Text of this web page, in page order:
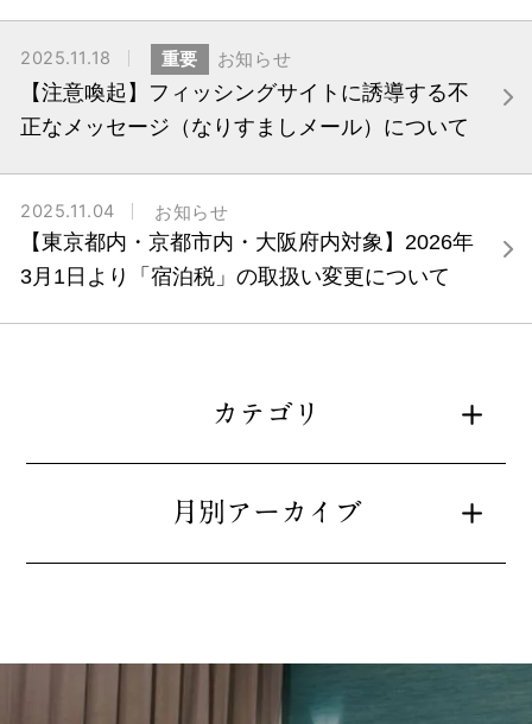
2025.11.18 重要 お知らせ
【注意喚起】フィッシングサイトに誘導する不
正なメッセージ（なりすましメール）について
2025.11.04 お知らせ
【東京都内・京都市内・大阪府内対象】2026年
3月1日より「宿泊税」の取扱い変更について
カテゴリ
月別アーカイブ